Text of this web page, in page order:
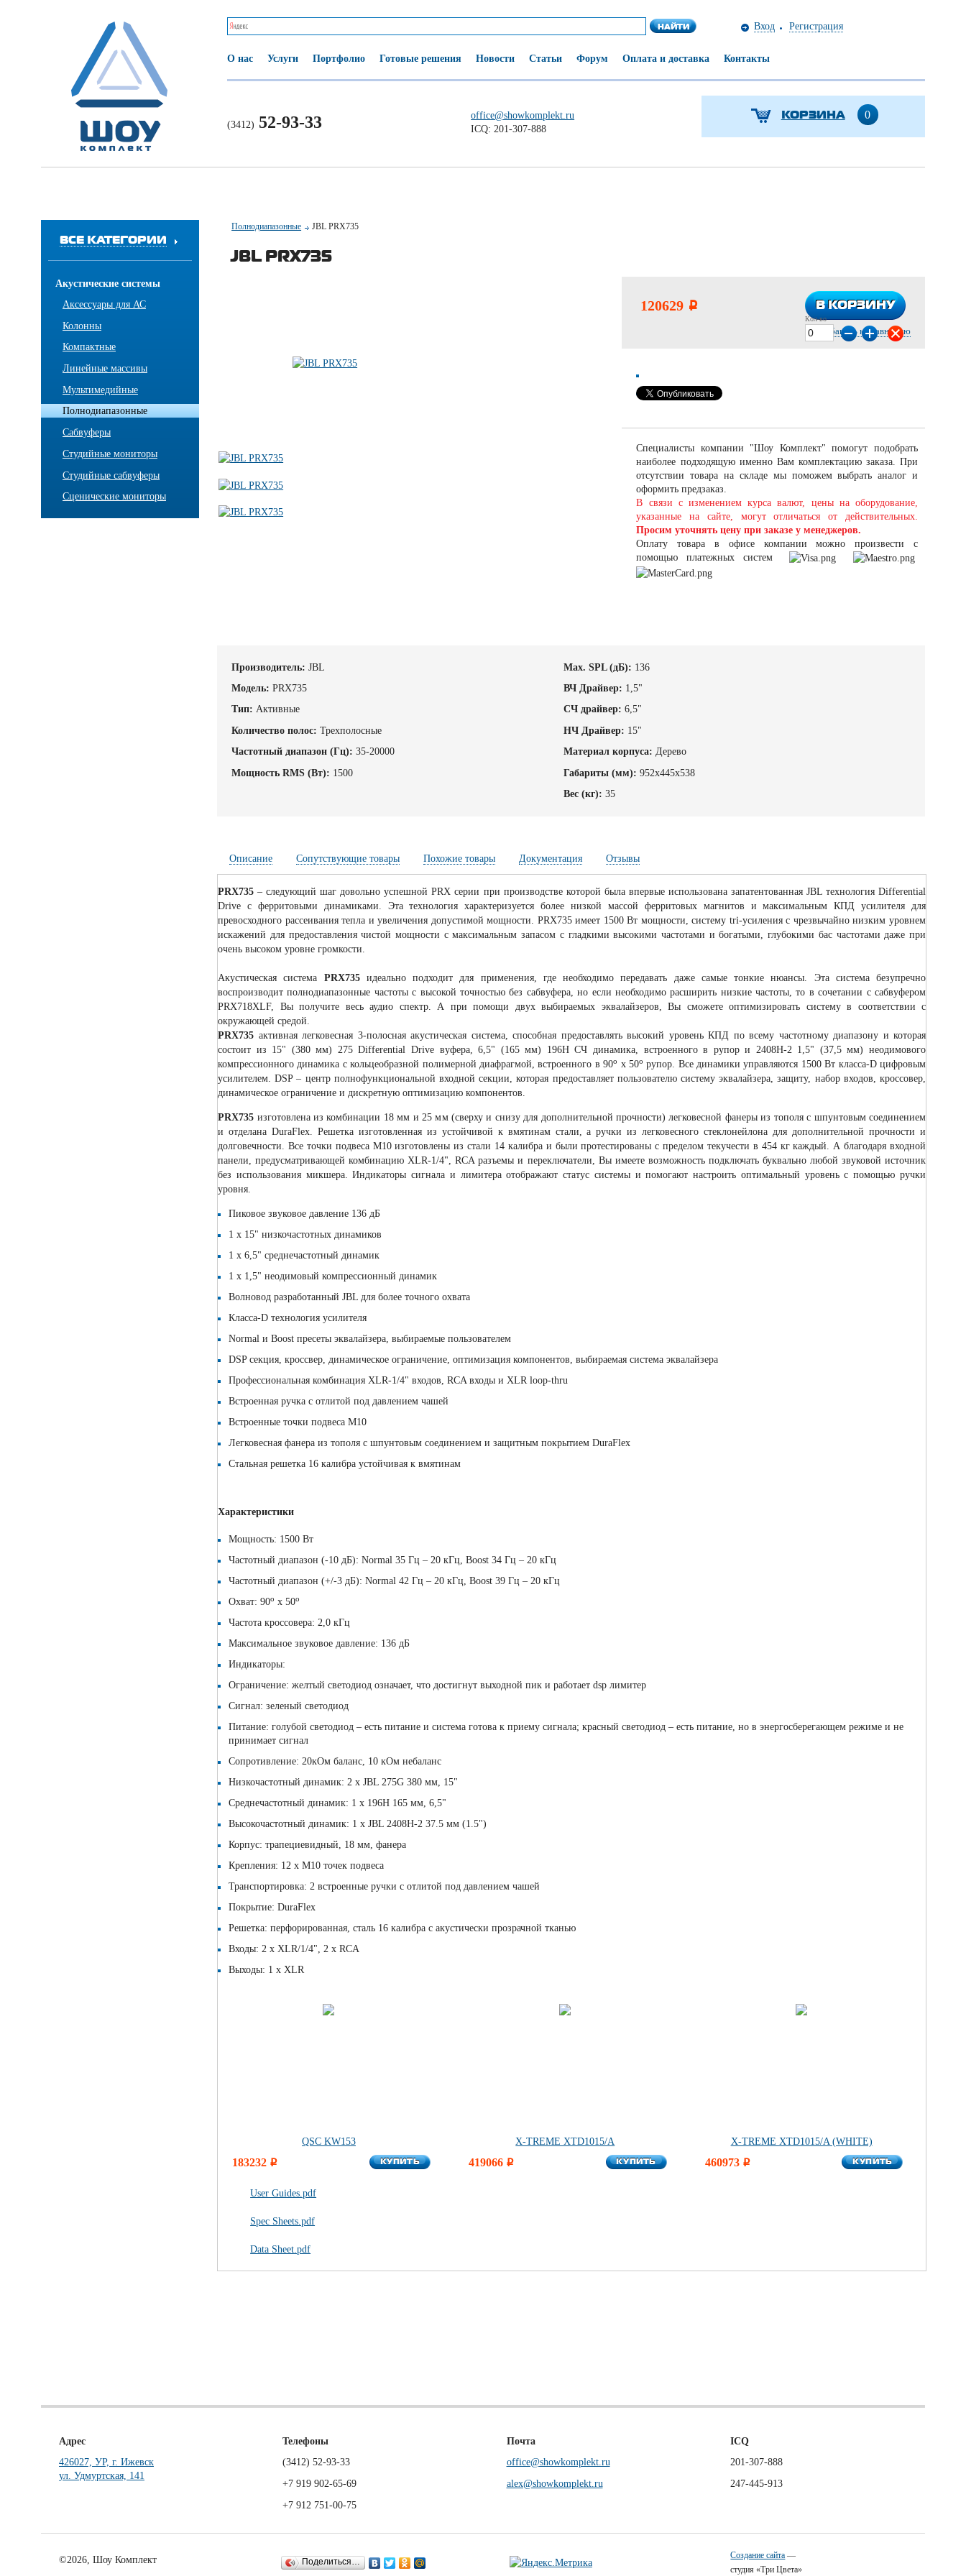
Вход Регистрация
О нас Услуги Портфолио Готовые решения Новости Статьи Форум Оплата и доставка Контакты
(3412) 52-93-33
office@showkomplekt.ru
ICQ: 201-307-888
КОРЗИНА 0
ВСЕ КАТЕГОРИИ
Акустические системы
Аксессуары для АС
Колонны
Компактные
Линейные массивы
Мультимедийные
Полнодиапазонные
Сабвуферы
Студийные мониторы
Студийные сабвуферы
Сценические мониторы
Полнодиапазонные JBL PRX735
JBL PRX735
120629 i В КОРЗИНУ
В КОРЗИНУ
Кол-во
Добавить к сравнению
Специалисты компании "Шоу Комплект" помогут подобрать
наиболее подходящую именно Вам комплектацию заказа. При
отсутствии товара на складе мы поможем выбрать аналог и
оформить предзаказ.
В связи с изменением курса валют, цены на оборудование,
указанные на сайте, могут отличаться от действительных.
Просим уточнять цену при заказе у менеджеров.
Оплату товара в офисе компании можно произвести с
помощью платежных систем
Производитель: JBL
Модель: PRX735
Тип: Активные
Количество полос: Трехполосные
Частотный диапазон (Гц): 35-20000
Мощность RMS (Вт): 1500
Max. SPL (дБ): 136
ВЧ Драйвер: 1,5"
СЧ драйвер: 6,5"
НЧ Драйвер: 15"
Материал корпуса: Дерево
Габариты (мм): 952х445х538
Вес (кг): 35
Описание Сопутствующие товары Похожие товары Документация Отзывы
PRX735 – следующий шаг довольно успешной PRX серии при производстве которой была впервые использована запатентованная JBL технология Differential
Drive с ферритовыми динамиками. Эта технология характеризуется более низкой массой ферритовых магнитов и максимальным КПД усилителя для
превосходного рассеивания тепла и увеличения допустимой мощности. PRX735 имеет 1500 Вт мощности, систему tri-усиления с чрезвычайно низким уровнем
искажений для предоставления чистой мощности с максимальным запасом с гладкими высокими частотами и богатыми, глубокими бас частотами даже при
очень высоком уровне громкости.
Акустическая система PRX735 идеально подходит для применения, где необходимо передавать даже самые тонкие нюансы. Эта система безупречно
воспроизводит полнодиапазонные частоты с высокой точностью без сабвуфера, но если необходимо расширить низкие частоты, то в сочетании с сабвуфером
PRX718XLF, Вы получите весь аудио спектр. А при помощи двух выбираемых эквалайзеров, Вы сможете оптимизировать систему в соответствии с
окружающей средой.
PRX735 активная легковесная 3-полосная акустическая система, способная предоставлять высокий уровень КПД по всему частотному диапазону и которая
состоит из 15" (380 мм) 275 Differential Drive вуфера, 6,5" (165 мм) 196Н СЧ динамика, встроенного в рупор и 2408Н-2 1,5" (37,5 мм) неодимового
компрессионного динамика с кольцеобразной полимерной диафрагмой, встроенного в 90о х 50о рупор. Все динамики управляются 1500 Вт класса-D цифровым
усилителем. DSP – центр полнофункциональной входной секции, которая предоставляет пользователю систему эквалайзера, защиту, набор входов, кроссовер,
динамическое ограничение и дискретную оптимизацию компонентов.
PRX735 изготовлена из комбинации 18 мм и 25 мм (сверху и снизу для дополнительной прочности) легковесной фанеры из тополя с шпунтовым соединением
и отделана DuraFlex. Решетка изготовленная из устойчивой к вмятинам стали, а ручки из легковесного стеклонейлона для дополнительной прочности и
долговечности. Все точки подвеса М10 изготовлены из стали 14 калибра и были протестированы с пределом текучести в 454 кг каждый. А благодаря входной
панели, предусматривающей комбинацию XLR-1/4", RCA разъемы и переключатели, Вы имеете возможность подключать буквально любой звуковой источник
без использования микшера. Индикаторы сигнала и лимитера отображают статус системы и помогают настроить оптимальный уровень с помощью ручки
уровня.
Пиковое звуковое давление 136 дБ
1 х 15" низкочастотных динамиков
1 х 6,5" среднечастотный динамик
1 х 1,5" неодимовый компрессионный динамик
Волновод разработанный JBL для более точного охвата
Класса-D технология усилителя
Normal и Boost пресеты эквалайзера, выбираемые пользователем
DSP секция, кроссвер, динамическое ограничение, оптимизация компонентов, выбираемая система эквалайзера
Профессиональная комбинация XLR-1/4" входов, RCA входы и XLR loop-thru
Встроенная ручка с отлитой под давлением чашей
Встроенные точки подвеса М10
Легковесная фанера из тополя с шпунтовым соединением и защитным покрытием DuraFlex
Стальная решетка 16 калибра устойчивая к вмятинам
Характеристики
Мощность: 1500 Вт
Частотный диапазон (-10 дБ): Normal 35 Гц – 20 кГц, Boost 34 Гц – 20 кГц
Частотный диапазон (+/-3 дБ): Normal 42 Гц – 20 кГц, Boost 39 Гц – 20 кГц
Охват: 90о х 50о
Частота кроссовера: 2,0 кГц
Максимальное звуковое давление: 136 дБ
Индикаторы:
Ограничение: желтый светодиод означает, что достигнут выходной пик и работает dsp лимитер
Сигнал: зеленый светодиод
Питание: голубой светодиод – есть питание и система готова к приему сигнала; красный светодиод – есть питание, но в энергосберегающем режиме и не
принимает сигнал
Сопротивление: 20кОм баланс, 10 кОм небаланс
Низкочастотный динамик: 2 x JBL 275G 380 мм, 15"
Среднечастотный динамик: 1 х 196Н 165 мм, 6,5"
Высокочастотный динамик: 1 x JBL 2408H-2 37.5 мм (1.5")
Корпус: трапециевидный, 18 мм, фанера
Крепления: 12 х М10 точек подвеса
Транспортировка: 2 встроенные ручки с отлитой под давлением чашей
Покрытие: DuraFlex
Решетка: перфорированная, сталь 16 калибра с акустически прозрачной тканью
Входы: 2 х XLR/1/4", 2 х RCA
Выходы: 1 х XLR
QSC KW153
183232 i КУПИТЬ
КУПИТЬ
X-TREME XTD1015/A
419066 i КУПИТЬ
КУПИТЬ
X-TREME XTD1015/A (WHITE)
460973 i КУПИТЬ
КУПИТЬ
User Guides.pdf
Spec Sheets.pdf
Data Sheet.pdf
Адрес
426027, УР, г. Ижевск
ул. Удмуртская, 141
Телефоны
(3412) 52-93-33
+7 919 902-65-69
+7 912 751-00-75
Почта
office@showkomplekt.ru
alex@showkomplekt.ru
ICQ
201-307-888
247-445-913
©2026, Шоу Комплект Поделиться…
Создание сайта —
студия «Три Цвета»